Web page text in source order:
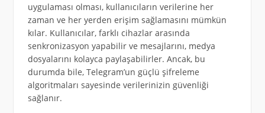
uygulaması olması, kullanıcıların verilerine her
zaman ve her yerden erişim sağlamasını mümkün
kılar. Kullanıcılar, farklı cihazlar arasında
senkronizasyon yapabilir ve mesajlarını, medya
dosyalarını kolayca paylaşabilirler. Ancak, bu
durumda bile, Telegram’un güçlü şifreleme
algoritmaları sayesinde verilerinizin güvenliği
sağlanır.